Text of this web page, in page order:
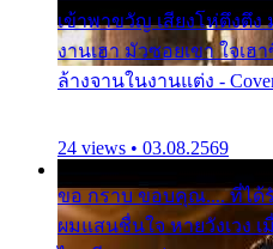
เข้าพาขวัญ เสียงโห่ตึงตึ
งานเฮา มัวซอยเขา ใจเ
ล้างจานในงานแต่ง -
24 views • 03.08.2569
ขอ กราบ ขอบคุณ.... ที่ได้
ผมแสนชื่นใจ หายวังเวง